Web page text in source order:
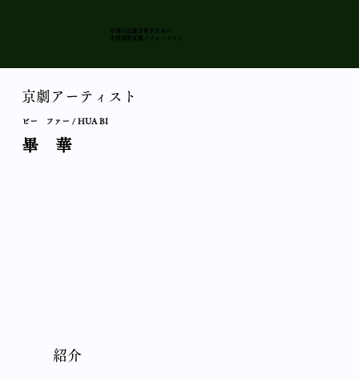
中国の伝統芸術を日本 へ
​中国国粋京劇パフォーマンス
畢 華
ビー ファー / HUA BI
京劇アーティスト
紹介